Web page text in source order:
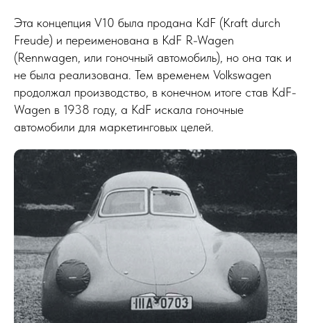
Эта концепция V10 была продана KdF (Kraft durch
Freude) и переименована в KdF R-Wagen
(Rennwagen, или гоночный автомобиль), но она так и
не была реализована. Тем временем Volkswagen
продолжал производство, в конечном итоге став KdF-
Wagen в 1938 году, а KdF искала гоночные
автомобили для маркетинговых целей.